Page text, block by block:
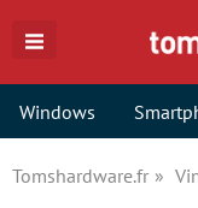
Windows
Tomshardware.fr